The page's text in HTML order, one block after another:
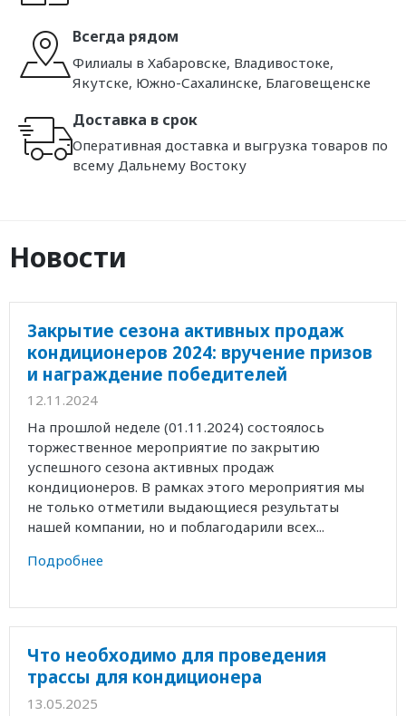
Всегда рядом
Филиалы в Хабаровске, Владивостоке,
Якутске, Южно-Сахалинске, Благовещенске
Доставка в срок
Оперативная доставка и выгрузка товаров по
всему Дальнему Востоку
Новости
Закрытие сезона активных продаж
кондиционеров 2024: вручение призов
и награждение победителей
12.11.2024
На прошлой неделе (01.11.2024) состоялось
торжественное мероприятие по закрытию
успешного сезона активных продаж
кондиционеров. В рамках этого мероприятия мы
не только отметили выдающиеся результаты
нашей компании, но и поблагодарили всех...
Подробнее
Что необходимо для проведения
трассы для кондиционера
13.05.2025